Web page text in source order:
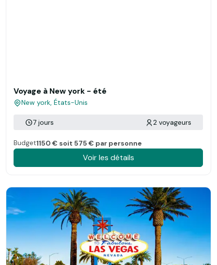
Voyage à New york - été
New york, États-Unis
7 jours 2 voyageurs
Budget1150 € soit 575 € par personne
Voir les détails